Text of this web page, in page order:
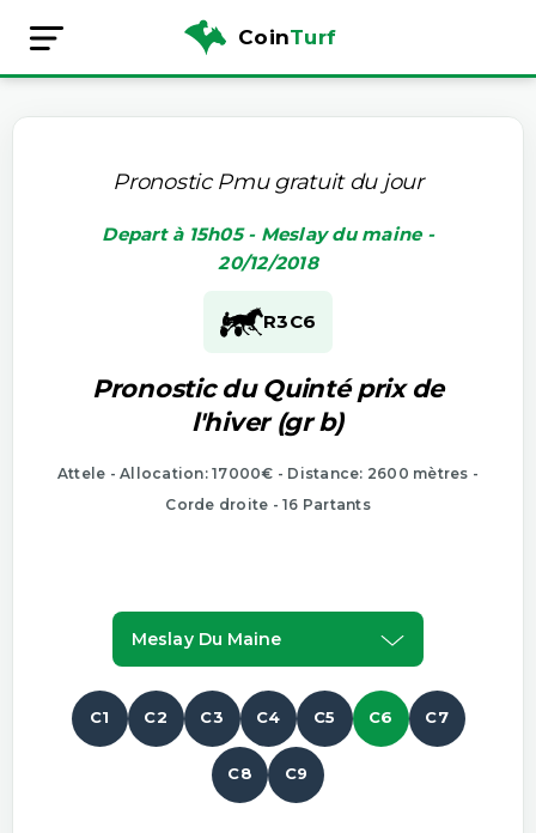
CoinTurf
Pronostic Pmu gratuit du jour
Depart à 15h05 - Meslay du maine -
20/12/2018
R3C6
Pronostic du Quinté prix de
l'hiver (gr b)
Attele - Allocation: 17000€ - Distance: 2600 mètres -
Corde droite - 16 Partants
Meslay Du Maine
C1 C2 C3 C4 C5 C6 C7
C8 C9